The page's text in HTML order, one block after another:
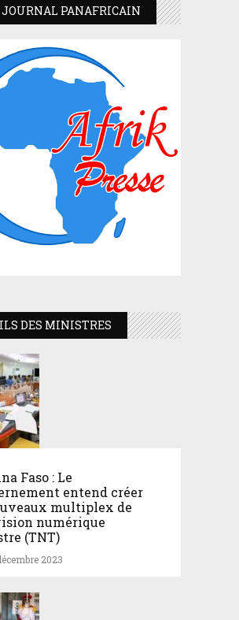
JOURNAL PANAFRICAIN
DES MINISTRES
Faso : Le
entend créer
multiplex de
numérique
(TNT)
2023